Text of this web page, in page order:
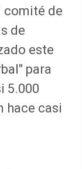
comité de
de
este
para
5.000
hace casi